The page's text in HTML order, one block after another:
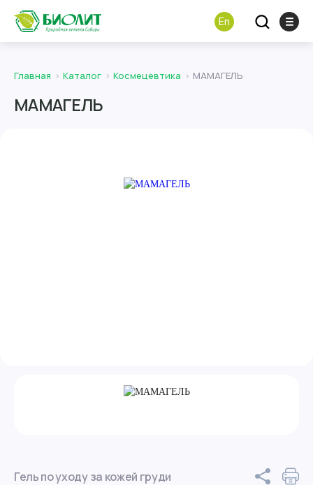
En
Главная Каталог Космецевтика МАМАГЕЛЬ
МАМАГЕЛЬ
Гель по уходу за кожей груди